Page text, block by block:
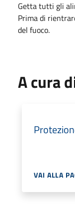
Getta tutti gli
Prima di
del fuoco.
A cura
VAI ALLA